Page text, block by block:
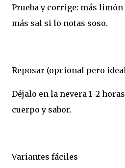
Prueba y corrige: más
más sal si lo notas soso.
Reposar (opcional pero
Déjalo en la nevera 1–2
cuerpo y sabor.
Variantes fáciles